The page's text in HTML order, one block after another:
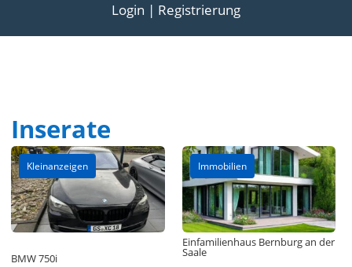
Login | Registrierung
Inserate
Kleinanzeigen
BMW 750i
Immobilien
Einfamilienhaus Bernburg an der
Saale